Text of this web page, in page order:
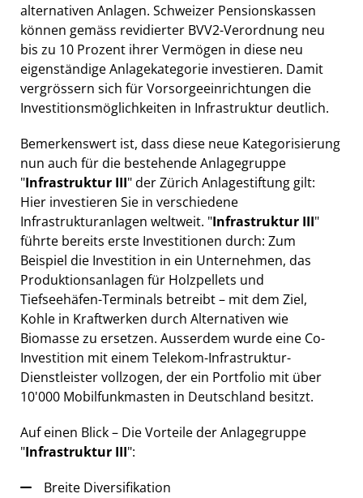
alternativen Anlagen. Schweizer Pensionskassen
können gemäss revidierter BVV2-Verordnung neu
bis zu 10 Prozent ihrer Vermögen in diese neu
eigenständige Anlagekategorie investieren. Damit
vergrössern sich für Vorsorgeeinrichtungen die
Investitionsmöglichkeiten in Infrastruktur deutlich.
Bemerkenswert ist, dass diese neue Kategorisierung
nun auch für die bestehende Anlagegruppe
"Infrastruktur III" der Zürich Anlagestiftung gilt:
Hier investieren Sie in verschiedene
Infrastrukturanlagen weltweit. "Infrastruktur III"
führte bereits erste Investitionen durch: Zum
Beispiel die Investition in ein Unternehmen, das
Produktionsanlagen für Holzpellets und
Tiefseehäfen-Terminals betreibt – mit dem Ziel,
Kohle in Kraftwerken durch Alternativen wie
Biomasse zu ersetzen. Ausserdem wurde eine Co-
Investition mit einem Telekom-Infrastruktur-
Dienstleister vollzogen, der ein Portfolio mit über
10'000 Mobilfunkmasten in Deutschland besitzt.
Auf einen Blick – Die Vorteile der Anlagegruppe
"Infrastruktur III":
Breite Diversifikation